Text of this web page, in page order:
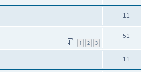
11
1 2 3
51
11